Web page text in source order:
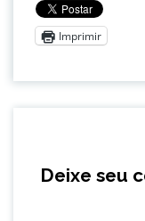
Imprimir
Deixe seu